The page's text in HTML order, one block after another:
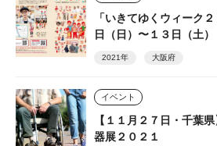
「いきてゆくウィーク
日（日）〜１３日（土）
2021年 大阪府
イベント
【１１月２７日・千葉
器展２０２１